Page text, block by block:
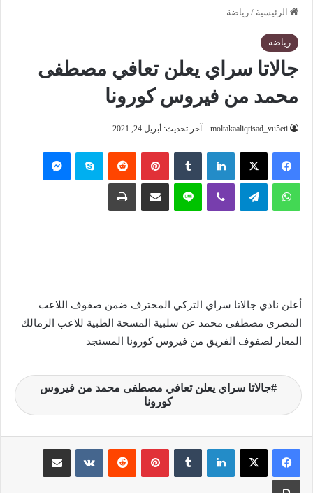
الرئيسية / رياضة
رياضة
جالاتا سراي يعلن تعافي مصطفى
محمد من فيروس كورونا
moltakaaliqtisad_vu5eti آخر تحديث: أبريل 24, 2021
فيسبوك ‫X لينكدإن بينتيريست سكايب
واتساب تيلقرام لاين
أعلن نادي جالاتا سراي التركي المحترف ضمن صفوف اللاعب
المصري مصطفى محمد عن سلبية المسحة الطبية للاعب الزمالك
المعار لصفوف الفريق من فيروس كورونا المستجد
جالاتا سراي يعلن تعافي مصطفى محمد من فيروس
كورونا
لينكدإن بينتيريست